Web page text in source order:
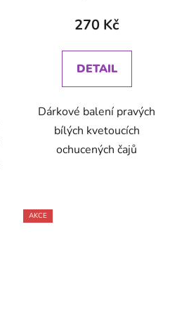
270 Kč
DETAIL
Dárkové balení pravých
bílých kvetoucích
ochucených čajů
AKCE